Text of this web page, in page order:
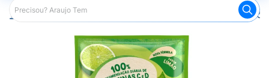
Araujo Mercado Refresco em pó